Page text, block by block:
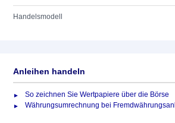
Handelsmodell
Anleihen handeln
So zeichnen Sie Wertpapiere über die Börse
Währungsumrechnung bei